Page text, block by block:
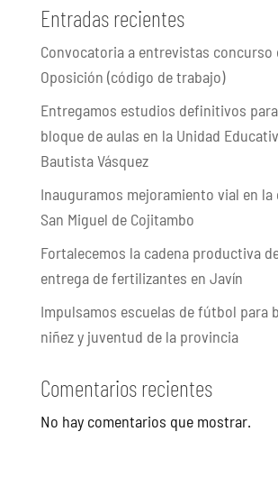
Entradas recientes
Convocatoria a entrevistas concurso
Oposición (código de trabajo)
Entregamos estudios definitivos
bloque de aulas en la Unidad
Bautista Vásquez
Inauguramos mejoramiento vial en la
San Miguel de Cojitambo
Fortalecemos la cadena productiva
entrega de fertilizantes en Javín
Impulsamos escuelas de fútbol para
niñez y juventud de la provincia
Comentarios recientes
No hay comentarios que mostrar.